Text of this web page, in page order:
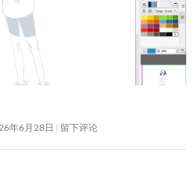
年6月28日 留下评论